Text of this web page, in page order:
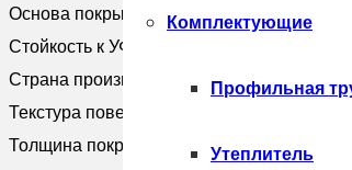
Комплектующие
Профильная
Утеплитель
Основа покрытияПолиэфир
Стойкость к УФ
Страна производительРоссия
Текстура поверхности
Толщина покрытия, мкм 25